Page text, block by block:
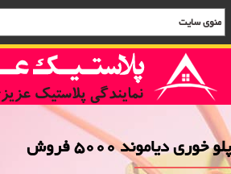
پلو خوری دیاموند 5000 فروش